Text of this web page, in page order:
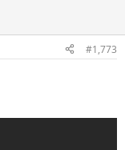
#1,773